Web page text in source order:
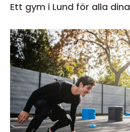
Ett gym i Lund för alla